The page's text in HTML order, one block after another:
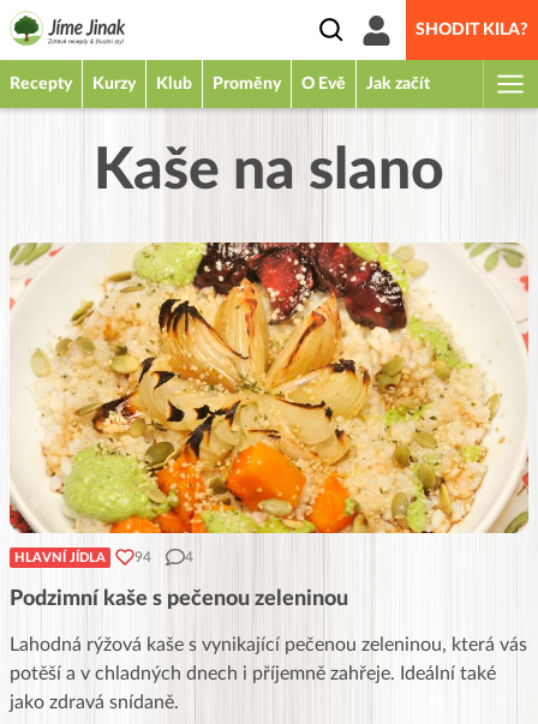
SHODIT KILA?
Recepty Kurzy Klub Proměny O Evě Jak začít
Kaše na slano
HLAVNÍ JÍDLA 94 4
Podzimní kaše s pečenou zeleninou
Lahodná rýžová kaše s vynikající pečenou zeleninou, která vás
potěší a v chladných dnech i příjemně zahřeje. Ideální také
jako zdravá snídaně.